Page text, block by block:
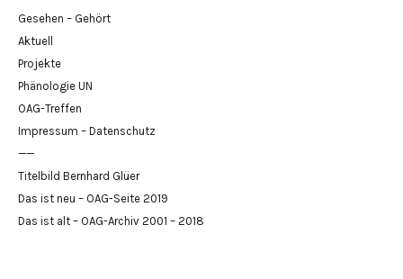
Gesehen – Gehört
Aktuell
Projekte
Phänologie UN
OAG-Treffen
Impressum – Datenschutz
——
Titelbild Bernhard Glüer
Das ist neu – OAG-Seite 2019
Das ist alt – OAG-Archiv 2001 – 2018